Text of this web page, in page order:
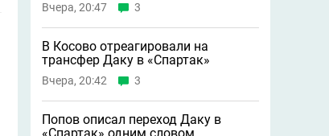
Вчера, 20:47 3
В Косово отреагировали на
трансфер Даку в «Спартак»
Вчера, 20:42 3
Попов описал переход Даку в